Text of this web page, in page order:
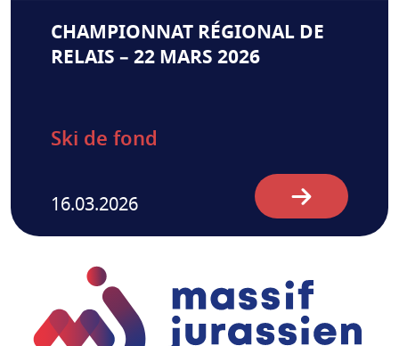
CHAMPIONNAT RÉGIONAL DE
RELAIS – 22 MARS 2026
Ski de fond
16.03.2026